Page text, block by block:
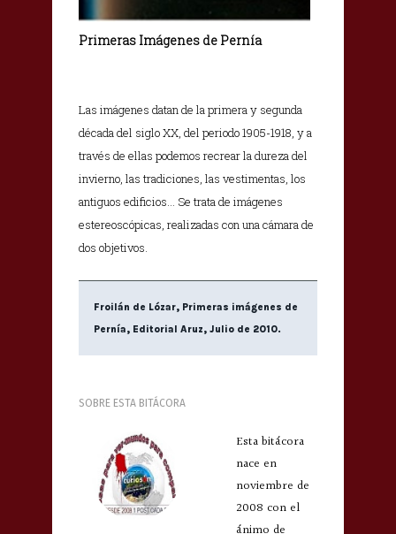
Primeras Imágenes de Pernía
Las imágenes datan de la primera y segunda
década del siglo XX, del periodo 1905-1918, y a
través de ellas podemos recrear la dureza del
invierno, las tradiciones, las vestimentas, los
antiguos edificios… Se trata de imágenes
estereoscópicas, realizadas con una cámara de
dos objetivos.
Froilán de Lózar, Primeras imágenes de
Pernía, Editorial Aruz, Julio de 2010.
SOBRE ESTA BITÁCORA
Esta bitácora
nace en
noviembre de
2008 con el